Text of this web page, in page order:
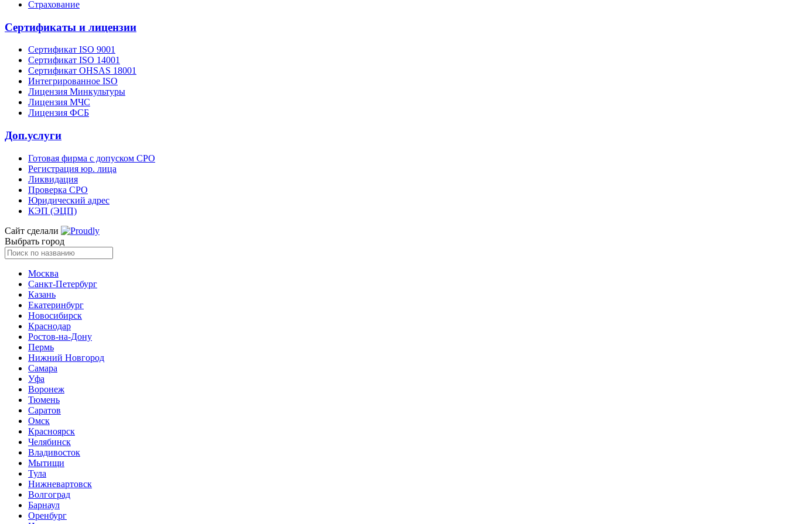
Страхование
Сертификаты и лицензии
Сертификат ISO 9001
Сертификат ISO 14001
Сертификат OHSAS 18001
Интегрированное ISO
Лицензия Минкультуры
Лицензия МЧС
Лицензия ФСБ
Доп.услуги
Готовая фирма с допуском СРО
Регистрация юр. лица
Ликвидация
Проверка СРО
Юридический адрес
КЭП (ЭЦП)
Сайт сделали
Выбрать город
Москва
Санкт-Петербург
Казань
Екатеринбург
Новосибирск
Краснодар
Ростов-на-Дону
Пермь
Нижний Новгород
Самара
Уфа
Воронеж
Тюмень
Саратов
Омск
Красноярск
Челябинск
Владивосток
Мытищи
Тула
Нижневартовск
Волгоград
Барнаул
Оренбург